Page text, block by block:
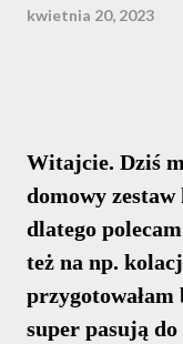
kwietnia 20, 2023
Witajcie. Dziś
domowy
dlatego
też na np.
przygotowałam
super pasują do